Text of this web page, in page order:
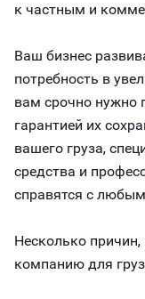
к частным и
Ваш бизнес
потребность в
вам срочно нужно
гарантией их
вашего груза,
средства и
справятся с
Несколько
компанию для